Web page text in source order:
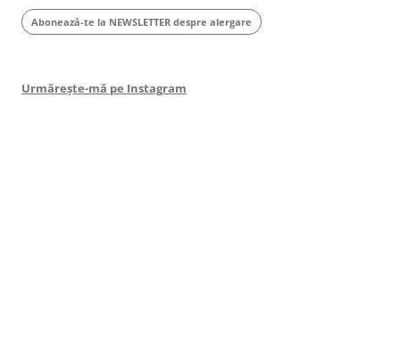
Abonează-te la NEWSLETTER despre alergare
Urmărește-mă pe Instagram